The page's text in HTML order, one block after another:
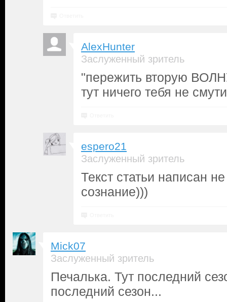
AlexHunter
Заслуженный зритель
"пережить вторую
тут ничего тебя не
espero21
Заслуженный зритель
Текст статьи написан
сознание)))
Mick07
Заслуженный зритель
Печалька. Тут последний
последний сезон...